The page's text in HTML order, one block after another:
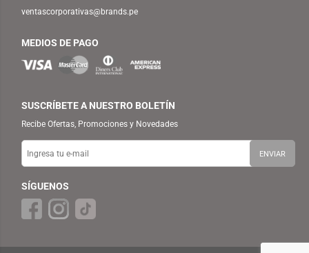
ventascorporativas@brands.pe
MEDIOS DE PAGO
SUSCRÍBETE A NUESTRO BOLETÍN
Recibe Ofertas, Promociones y Novedades
SÍGUENOS